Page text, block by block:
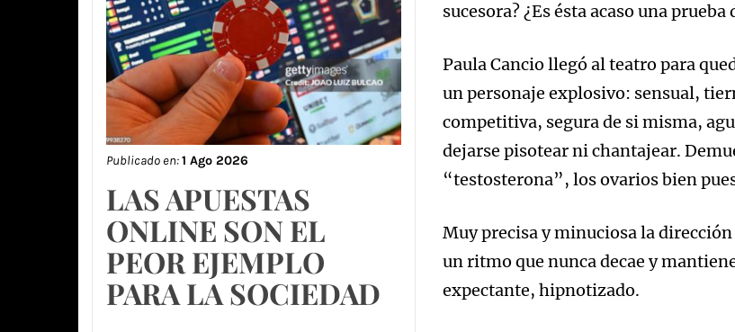
sucesora? ¿Es ésta acaso una
Paula Cancio llegó al teatro para
un personaje explosivo: sensual,
competitiva, segura de si misma,
dejarse pisotear ni chantajear.
“testosterona”, los ovarios bien
Muy precisa y minuciosa la
un ritmo que nunca decae y
expectante, hipnotizado.
Publicado en:1 Ago 2026
LAS APUESTAS
ONLINE SON EL
PEOR EJEMPLO
PARA LA SOCIEDAD